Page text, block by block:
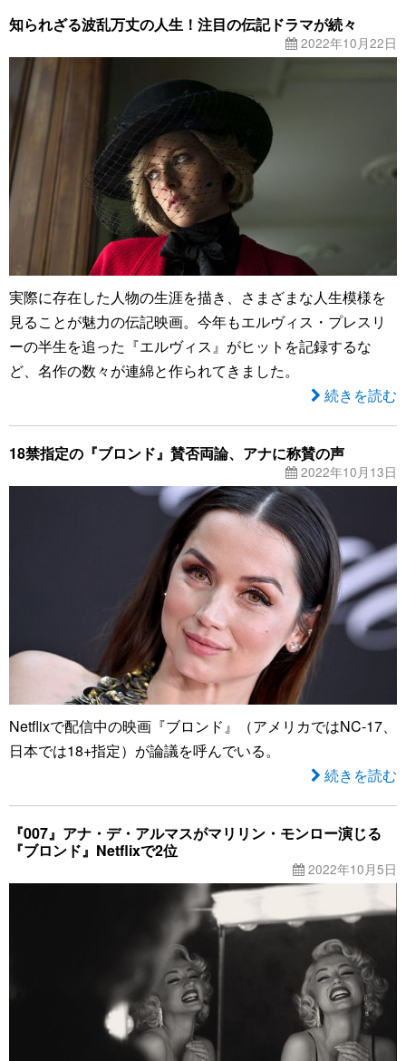
知られざる波乱万丈の人生！注目の伝記ドラマが続々
2022年10月22日
実際に存在した人物の生涯を描き、さまざまな人生模様を
見ることが魅力の伝記映画。今年もエルヴィス・プレスリ
ーの半生を追った『エルヴィス』がヒットを記録するな
ど、名作の数々が連綿と作られてきました。
続きを読む
18禁指定の『ブロンド』賛否両論、アナに称賛の声
2022年10月13日
Netflixで配信中の映画『ブロンド』（アメリカではNC-17、
日本では18+指定）が論議を呼んでいる。
続きを読む
『007』アナ・デ・アルマスがマリリン・モンロー演じる
『ブロンド』Netflixで2位
2022年10月5日